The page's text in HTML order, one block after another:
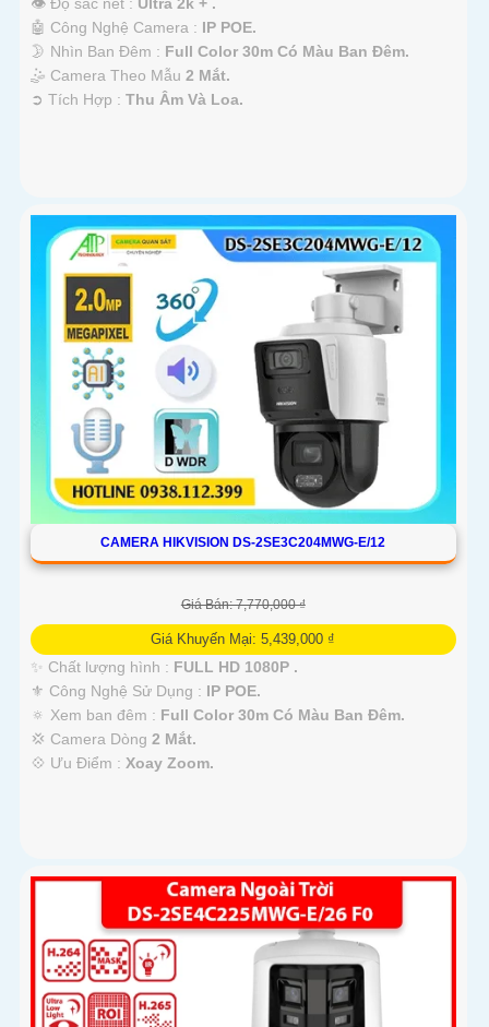
🤖️ Công Nghệ Camera : IP POE.
🌛 Nhìn Ban Đêm : Full Color 30m Có Màu Ban Ðêm.
🤹 Camera Theo Mẫu 2 Mắt.
️➲ Tích Hợp : Thu Âm Và Loa.
CAMERA HIKVISION DS-2SE3C204MWG-E/12
Giá Bán: 7,770,000 ₫
Giá Khuyến Mại: 5,439,000 ₫
✨ Chất lượng hình : FULL HD 1080P .
⚜️ Công Nghệ Sử Dụng : IP POE.
🔅 Xem ban đêm : Full Color 30m Có Màu Ban Ðêm.
💢 Camera Dòng 2 Mắt.
️💠 Ưu Điểm : Xoay Zoom.